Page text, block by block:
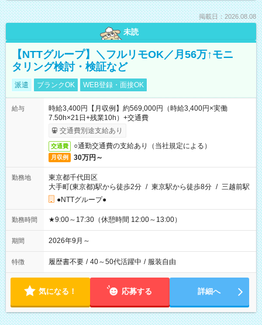
掲載日：2026.08.08
未読
【NTTグループ】＼フルリモOK／月56万↑モニ
タリング検討・検証など
派遣 ブランクOK WEB登録・面接OK
給与
時給3,400円【月収例】約569,000円（時給3,400円×実働
7.50h×21日+残業10h）+交通費
交通費別途支給あり
交通費 ○通勤交通費の支給あり（当社規定による）
月収例 30万円～
勤務地
東京都千代田区
大手町(東京都)駅から徒歩2分 / 東京駅から徒歩8分 / 三越前駅
●NTTグループ●
勤務時間 ★9:00～17:30（休憩時間 12:00～13:00）
期間 2026年9月～
特徴 履歴書不要 / 40～50代活躍中 / 服装自由
気になる！ 応募する 詳細へ